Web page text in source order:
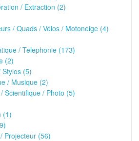
/ Extraction (2)
/ Quads / Vélos / Motoneige (4)
/ Telephonie (173)
(2)
(5)
/ Musique (2)
Scientifique / Photo (5)
(1)
Projecteur (56)